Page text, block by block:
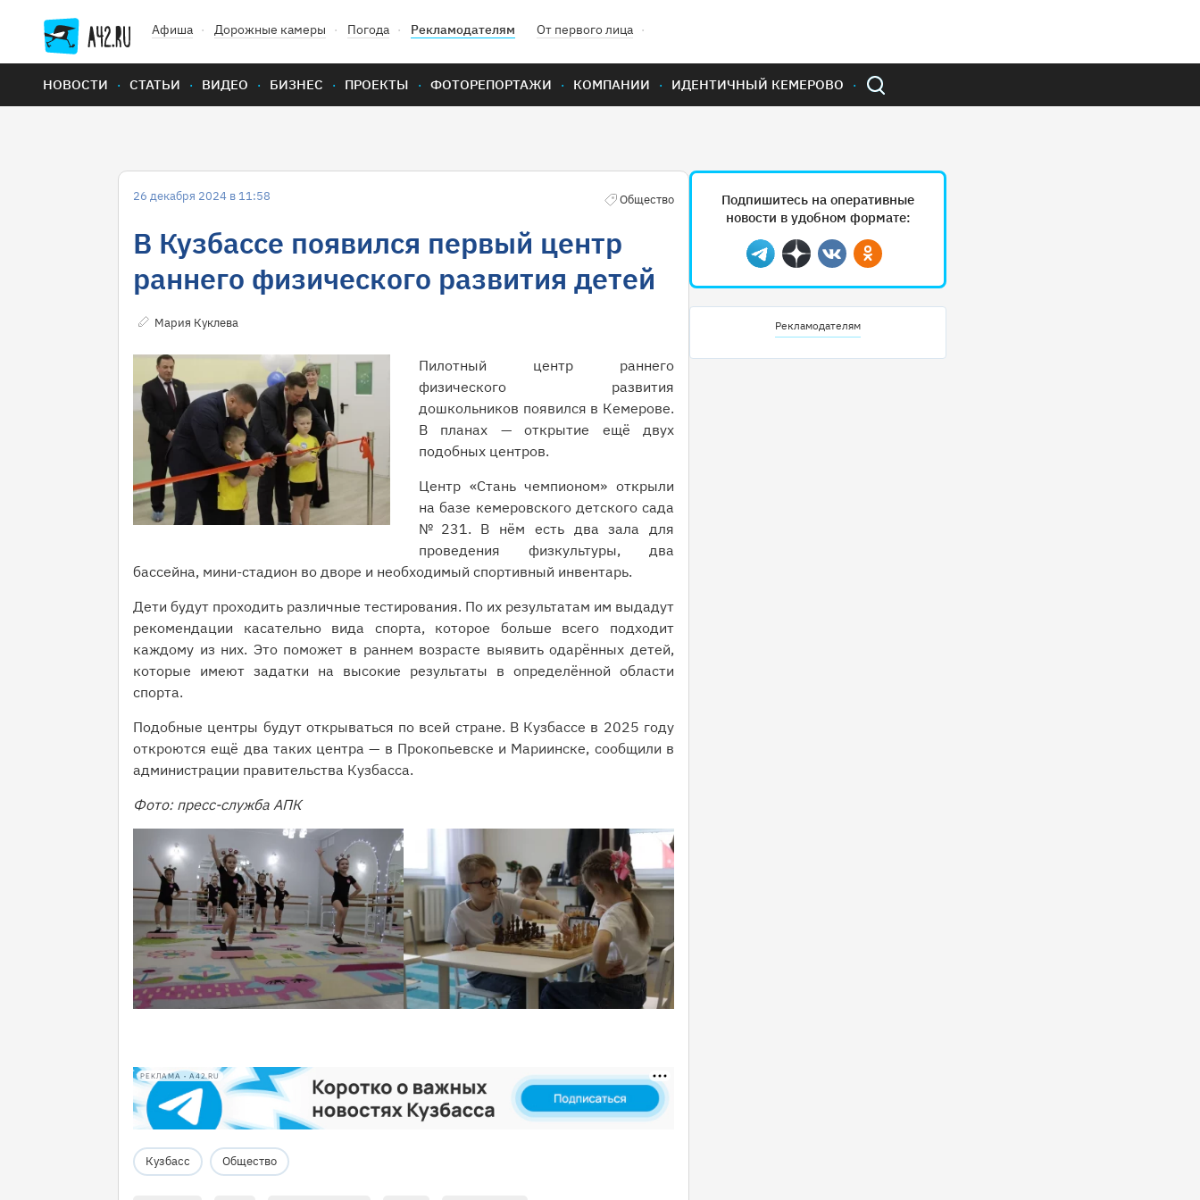
Афиша Дорожные камеры Погода Рекламодателям От первого лица
НОВОСТИ СТАТЬИ ВИДЕО БИЗНЕС ПРОЕКТЫ ФОТОРЕПОРТАЖИ КОМПАНИИ ИДЕНТИЧНЫЙ КЕМЕРОВО
26 декабря 2024 в 11:58 Общество
В Кузбассе появился первый центр
раннего физического развития детей
Мария Куклева
Пилотный центр раннего
физического развития
дошкольников появился в Кемерове.
В планах — открытие ещё двух
подобных центров.
Центр «Стань чемпионом» открыли
на базе кемеровского детского сада
№ 231. В нём есть два зала для
проведения физкультуры, два
бассейна, мини-стадион во дворе и необходимый спортивный инвентарь.
Дети будут проходить различные тестирования. По их результатам им выдадут
рекомендации касательно вида спорта, которое больше всего подходит
каждому из них. Это поможет в раннем возрасте выявить одарённых детей,
которые имеют задатки на высокие результаты в определённой области
спорта.
Подобные центры будут открываться по всей стране. В Кузбассе в 2025 году
откроются ещё два таких центра — в Прокопьевске и Мариинске, сообщили в
администрации правительства Кузбасса.
Фото: пресс-служба АПК
РЕКЛАМА • A42.RU
Кузбасс Общество
Подпишитесь на оперативные
новости в удобном формате:
Telegram
ДзенВконтактеОдноклассники
Рекламодателям